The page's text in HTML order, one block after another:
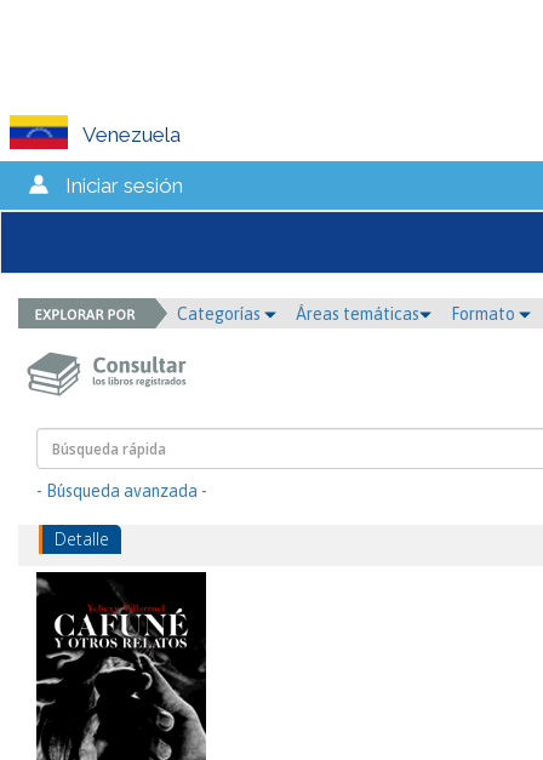
Venezuela
Iniciar sesión
Categorías Áreas temáticas Formato
- Búsqueda avanzada -
Detalle